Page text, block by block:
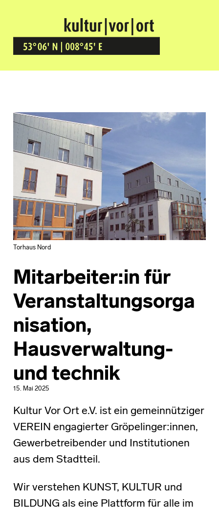
Kultur Vor Ort
BREMEN GRÖPELINGEN
Torhaus Nord
Mitarbeiter:in für
Veranstaltungsorga
nisation,
Hausverwaltung-
und technik
15. Mai 2025
Kultur Vor Ort e.V. ist ein gemeinnütziger
VEREIN engagierter Gröpelinger:innen,
Gewerbetreibender und Institutionen
aus dem Stadtteil.
Wir verstehen KUNST, KULTUR und
BILDUNG als eine Plattform für alle im